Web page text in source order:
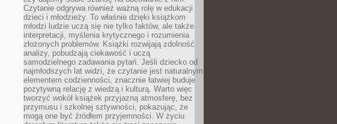
Czytanie odgrywa również ważną rolę w edukacji
dzieci i młodzieży. To właśnie dzięki książkom
młodzi ludzie uczą się nie tylko faktów, ale także
interpretacji, myślenia krytycznego i rozumienia
złożonych problemów. Książki rozwijają zdolność
analizy, pobudzają ciekawość i uczą
samodzielnego zadawania pytań. Jeśli dziecko od
najmłodszych lat widzi, że czytanie jest naturalnym
elementem codzienności, znacznie łatwiej buduje
pozytywną relację z wiedzą i kulturą. Warto więc
tworzyć wokół książek przyjazną atmosferę, bez
przymusu i szkolnej sztywności, pokazując, że
mogą one być źródłem przyjemności. W życiu